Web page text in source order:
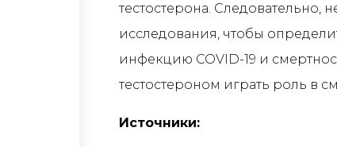
тестостерона.
исследования, чтобы
инфекцию COVID-19 и
тестостероном играть роль в
Источники: